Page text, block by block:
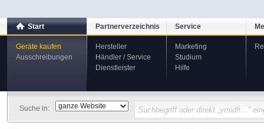
Start
Geräte kaufen
Ausschreibungen
Partnerverzeichnis
Hersteller
Händler / Service
Dienstleister
Service
Marketing
Studium
Hilfe
Suche in: